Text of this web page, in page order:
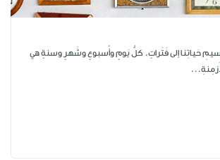
حَياتِنا إلى فَتَراتٍ. كلُّ يَومٍ وأُسبوعٍ وشَهرٍ وسنةٍ هي